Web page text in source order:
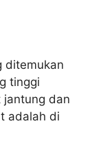
ditemukan
tinggi
jantung dan
adalah di